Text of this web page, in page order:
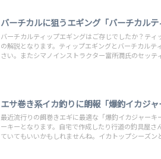
バーチカルに狙うエギング「バーチカル
バーチカルティップエギングはご存じでしたか？テ
の解説となります。ティップエギングとバーチカル
さい。またシマノインストラクター富所潤氏のセッテ
エサ巻き系イカ釣りに朗報「爆釣イカジ
最近流行りの餌巻きエギに最適な「爆釣イカジャー
ーキーとなります。自宅で作成したり行道の釣具屋
ていてもいいかもしれませんね。イカトップシーズ